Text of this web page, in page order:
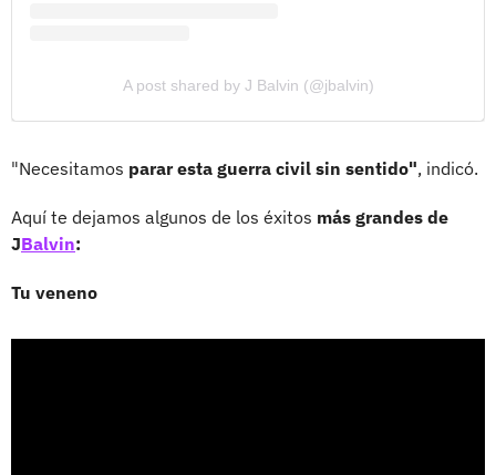
A post shared by J Balvin (@jbalvin)
"Necesitamos parar esta guerra civil sin sentido", indicó.
Aquí te dejamos algunos de los éxitos más grandes de
JBalvin:
Tu veneno